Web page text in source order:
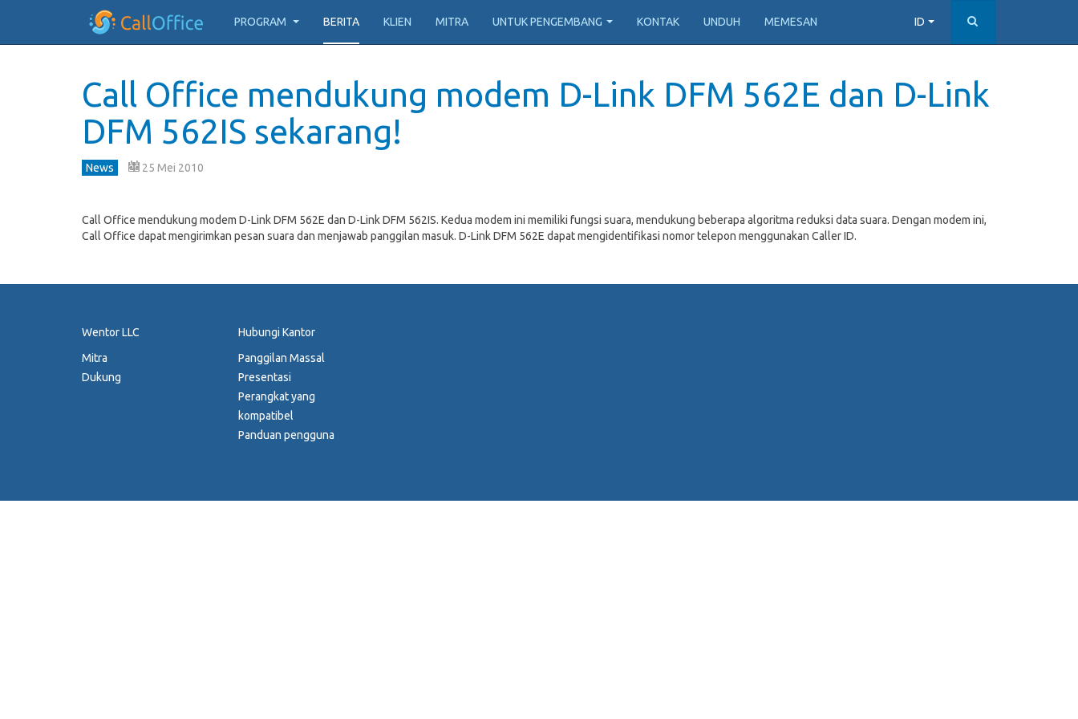
ID
PROGRAM BERITA KLIEN MITRA UNTUK PENGEMBANG KONTAK UNDUH MEMESAN
Call Office mendukung modem D-Link DFM 562E dan D-Link
DFM 562IS sekarang!
News 25 Mei 2010
Call Office mendukung modem D-Link DFM 562E dan D-Link DFM 562IS. Kedua modem ini memiliki fungsi suara, mendukung beberapa algoritma reduksi data suara. Dengan modem ini,
Call Office dapat mengirimkan pesan suara dan menjawab panggilan masuk. D-Link DFM 562E dapat mengidentifikasi nomor telepon menggunakan Caller ID.
Wentor LLC
Mitra
Dukung
Hubungi Kantor
Panggilan Massal
Presentasi
Perangkat yang
kompatibel
Panduan pengguna